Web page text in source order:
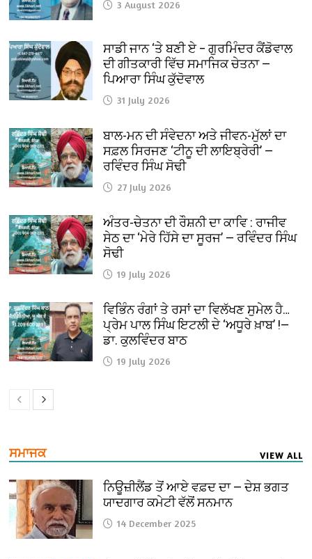
3 August 2026
ਸਾਡੀ ਜਾਨ ‘ਤੇ ਬਣੀ ਏ – ਗੁਰਮਿੰਦਰ ਕੈਂਡੋਵਾਲ
ਦੀ ਗੀਤਕਾਰੀ ਵਿੱਚ ਸਮਾਜਿਕ ਚੇਤਨਾ —
ਪਿਆਰਾ ਸਿੰਘ ਕੁੱਦੋਵਾਲ
31 July 2026
ਬਾਲ-ਮਨ ਦੀ ਸੰਵੇਦਨਾ ਅਤੇ ਜੀਵਨ-ਮੁੱਲਾਂ ਦਾ
ਸਫ਼ਲ ਸਿਰਜਣ ‘ਟੀਨੂ ਦੀ ਲਾਇਬ੍ਰੇਰੀ’ —
ਰਵਿੰਦਰ ਸਿੰਘ ਸੋਢੀ
27 July 2026
ਅੰਤਰ-ਚੇਤਨਾ ਦੀ ਰੌਸ਼ਨੀ ਦਾ ਕਾਵਿ : ਰਾਜੀਵ
ਸੇਠ ਦਾ ‘ਮੇਰੇ ਹਿੱਸੇ ਦਾ ਸੂਰਜ’ — ਰਵਿੰਦਰ ਸਿੰਘ
ਸੋਢੀ
19 July 2026
ਵਿਭਿੰਨ ਰੰਗਾਂ ਤੇ ਰਸਾਂ ਦਾ ਵਿਲੱਖਣ ਸੁਮੇਲ ਹੈ…
ਪ੍ਰੇਮ ਪਾਲ ਸਿੰਘ ਇਟਲੀ ਦੇ ‘ਅਧੂਰੇ ਖ਼ਾਬ’ !—
ਡਾ. ਕੁਲਵਿੰਦਰ ਬਾਠ
19 July 2026
ਸਮਾਜਕ VIEW ALL
ਨਿਊਜ਼ੀਲੈਂਡ ਤੋਂ ਆਏ ਵਫ਼ਦ ਦਾ — ਦੇਸ਼ ਭਗਤ
ਯਾਦਗਾਰ ਕਮੇਟੀ ਵੱਲੋਂ ਸਨਮਾਨ
14 December 2025